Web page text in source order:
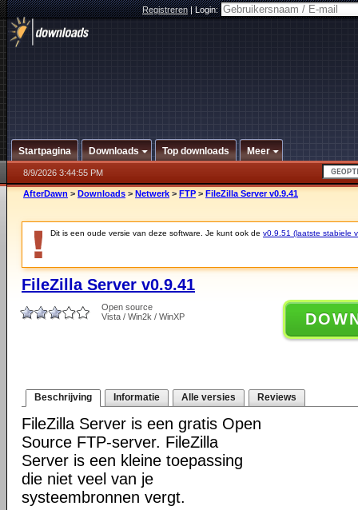
Registreren|Login:
Startpagina Downloads Top downloads Meer
8/9/2026 3:44:55 PM
AfterDawn > Downloads > Netwerk > FTP > FileZilla Server v0.9.41
Dit is een oude versie van deze software. Je kunt ook de v0.9.51 (laatste stabiele
FileZilla Server v0.9.41
Open source
Vista / Win2k / WinXP
Beschrijving Informatie Alle versies Reviews
FileZilla Server is een gratis Open
Source FTP-server. FileZilla
Server is een kleine toepassing
die niet veel van je
systeembronnen vergt.